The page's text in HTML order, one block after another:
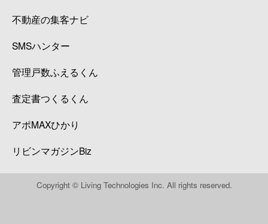
不動産の集客ナビ
SMSハンター
管理戸数ふえるくん
査定書つくるくん
アポMAXひかり
リビンマガジンBiz
Copyright © Living Technologies Inc. All rights reserved.